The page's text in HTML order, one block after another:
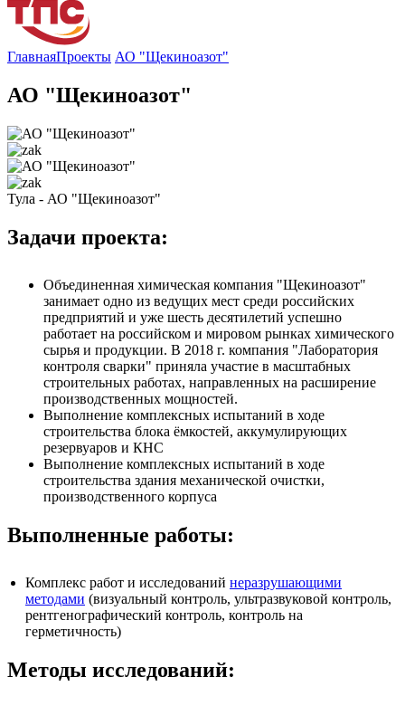
ГлавнаяПроекты АО "Щекиноазот"
АО "Щекиноазот"
Тула - АО "Щекиноазот"
Задачи проекта:
Объединенная химическая компания "Щекиноазот"
занимает одно из ведущих мест среди российских
предприятий и уже шесть десятилетий успешно
работает на российском и мировом рынках химического
сырья и продукции. В 2018 г. компания "Лаборатория
контроля сварки" приняла участие в масштабных
строительных работах, направленных на расширение
производственных мощностей.
Выполнение комплексных испытаний в ходе
строительства блока ёмкостей, аккумулирующих
резервуаров и КНС
Выполнение комплексных испытаний в ходе
строительства здания механической очистки,
производственного корпуса
Выполненные работы:
Комплекс работ и исследований неразрушающими
методами (визуальный контроль, ультразвуковой контроль,
рентгенографический контроль, контроль на
герметичность)
Методы исследований: